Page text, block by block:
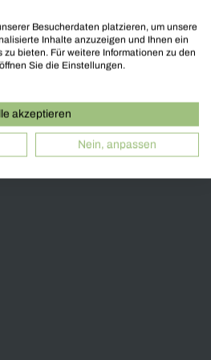
Besucherdaten platzieren, um unsere
Inhalte anzuzeigen und Ihnen ein
bieten. Für weitere Informationen zu den
Sie die Einstellungen.
akzeptieren
Nein, anpassen